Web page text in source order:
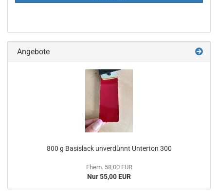
Angebote
800 g Basislack unverdünnt Unterton 300
Ehem. 58,00 EUR
Nur 55,00 EUR